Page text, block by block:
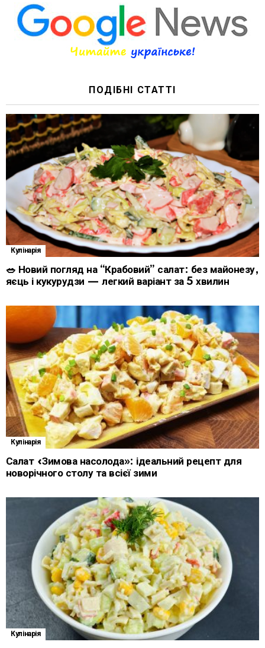
ПОДІБНІ СТАТТІ
Кулінарія
🥗 Новий погляд на “Крабовий” салат: без майонезу,
яєць і кукурудзи — легкий варіант за 5 хвилин
Кулінарія
Салат «Зимова насолода»: ідеальний рецепт для
новорічного столу та всієї зими
Кулінарія